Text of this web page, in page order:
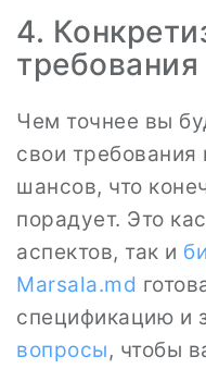
4.
требования
Чем точнее вы
свои
шансов, что
порадует. Это
аспектов, так и
Marsala.md
спецификацию и
вопросы, чтобы